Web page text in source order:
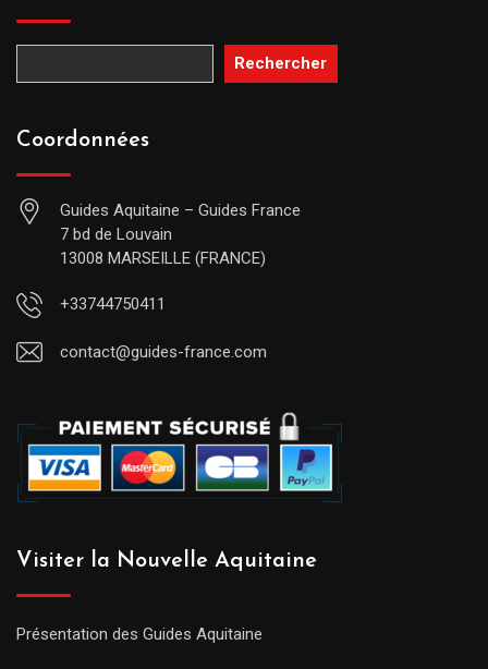
Rechercher
Coordonnées
Guides Aquitaine – Guides France
7 bd de Louvain
13008 MARSEILLE (FRANCE)
+33744750411
contact@guides-france.com
Visiter la Nouvelle Aquitaine
Présentation des Guides Aquitaine